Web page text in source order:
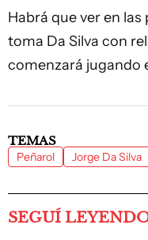
Habrá que ver en
toma Da Silva con
comenzará jugando
TEMAS
Peñarol Jorge Da Silva
SEGUÍ